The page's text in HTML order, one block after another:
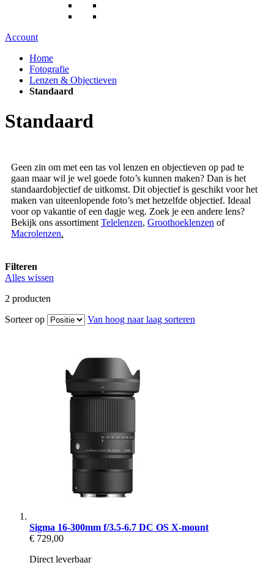
Account
Home
Fotografie
Lenzen & Objectieven
Standaard
Standaard
Geen zin om met een tas vol lenzen en objectieven op pad te
gaan maar wil je wel goede foto’s kunnen maken? Dan is het
standaardobjectief de uitkomst. Dit objectief is geschikt voor het
maken van uiteenlopende foto’s met hetzelfde objectief. Ideaal
voor op vakantie of een dagje weg. Zoek je een andere lens?
Bekijk ons assortiment Telelenzen, Groothoeklenzen of
Macrolenzen.
Filteren
Alles wissen
2 producten
Sorteer op
Van hoog naar laag sorteren
Sigma 16-300mm f/3.5-6.7 DC OS X-mount
€ 729,00
Direct leverbaar